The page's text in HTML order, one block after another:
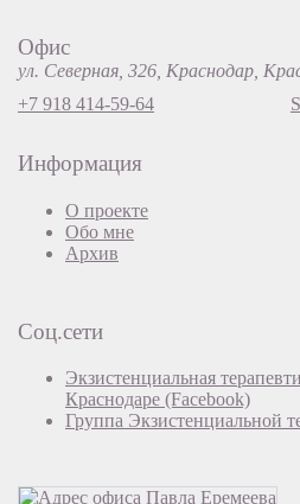
Офис
ул. Северная, 326, Краснодар,
+7 918 414-59-64
Информация
О проекте
Обо мне
Архив
Соц.сети
Экзистенциальная
Краснодаре (Facebook)
Группа Экзистенциальной